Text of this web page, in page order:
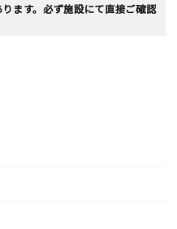
ます。必ず施設にて直接ご確認